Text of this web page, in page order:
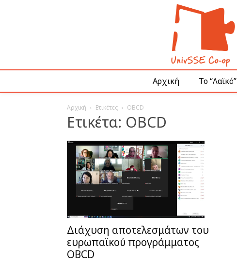
Αρχική Το “Λαϊκό”
Αρχική Ετικέτες OBCD
Ετικέτα: OBCD
Διάχυση αποτελεσμάτων του
ευρωπαϊκού προγράμματος
OBCD